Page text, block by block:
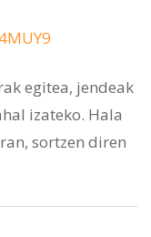
egitea, jendeak
izateko. Hala
sortzen diren